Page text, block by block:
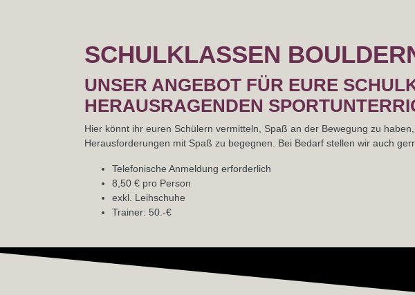
SCHULKLASSEN
UNSER ANGEBOT FÜR EURE
HERAUSRAGENDEN
Hier könnt ihr euren Schülern vermitteln, Spaß an der Bewegung zu
Herausforderungen mit Spaß zu begegnen. Bei Bedarf stellen wir auch
Telefonische Anmeldung erforderlich
8,50 € pro Person
exkl. Leihschuhe
Trainer: 50.-€